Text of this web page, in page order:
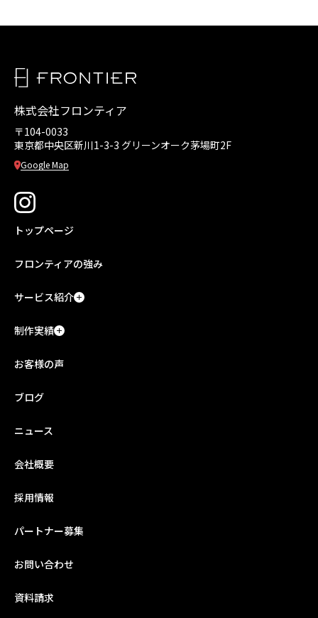
株式会社フロンティア
〒104-0033
東京都中央区新川1-3-3 グリーンオーク茅場町2F
Google Map
トップページ
フロンティアの強み
サービス紹介
制作実績
お客様の声
ブログ
ニュース
会社概要
採用情報
パートナー募集
お問い合わせ
資料請求